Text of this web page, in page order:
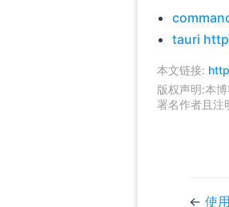
tauri
本文链接:
版权声明:本
署名作者且注
← 使